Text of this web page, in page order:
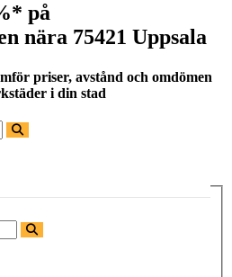
på
nära 75421 Uppsala
priser, avstånd och omdömen
i din stad